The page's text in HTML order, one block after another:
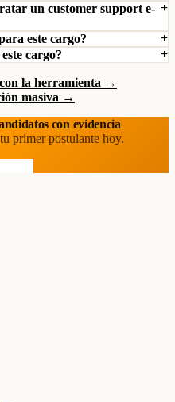
un customer support e-
este cargo?
cargo?
la herramienta →
masiva →
con evidencia
primer postulante hoy.